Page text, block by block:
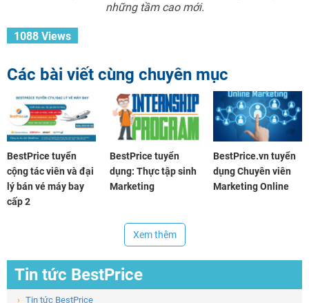
những tầm cao mới.
1088 Views
Các bài viết cùng chuyên mục
BestPrice tuyển
cộng tác viên và đại
lý bán vé máy bay
cấp 2
BestPrice tuyển
dụng: Thực tập sinh
Marketing
BestPrice.vn tuyển
dụng Chuyên viên
Marketing Online
Xem thêm
Tin tức BestPrice
› Tin tức BestPrice